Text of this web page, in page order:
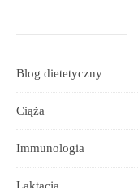
Blog dietetyczny
Ciąża
Immunologia